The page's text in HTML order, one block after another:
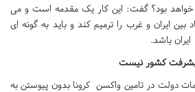
خواهد بود؟ گفت: این کار یک مقدمه است و می
بین ایران و غرب را ترمیم کند و باید به گونه ای
باشد.
پیشرفت کشور نیست
دولت در تامین واکسن کرونا بدون پیوستن به